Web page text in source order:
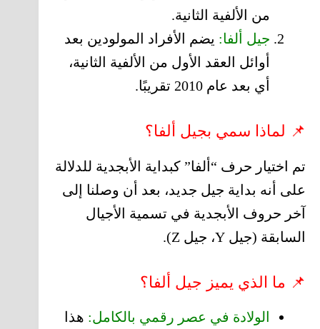
من الألفية الثانية.
جيل ألفا: يضم الأفراد المولودين بعد
أوائل العقد الأول من الألفية الثانية،
أي بعد عام 2010 تقريبًا.
📌 لماذا سمي بجيل ألفا؟
تم اختيار حرف “ألفا” كبداية الأبجدية للدلالة
على أنه بداية جيل جديد، بعد أن وصلنا إلى
آخر حروف الأبجدية في تسمية الأجيال
السابقة (جيل Y، جيل Z).
📌 ما الذي يميز جيل ألفا؟
الولادة في عصر رقمي بالكامل: هذا